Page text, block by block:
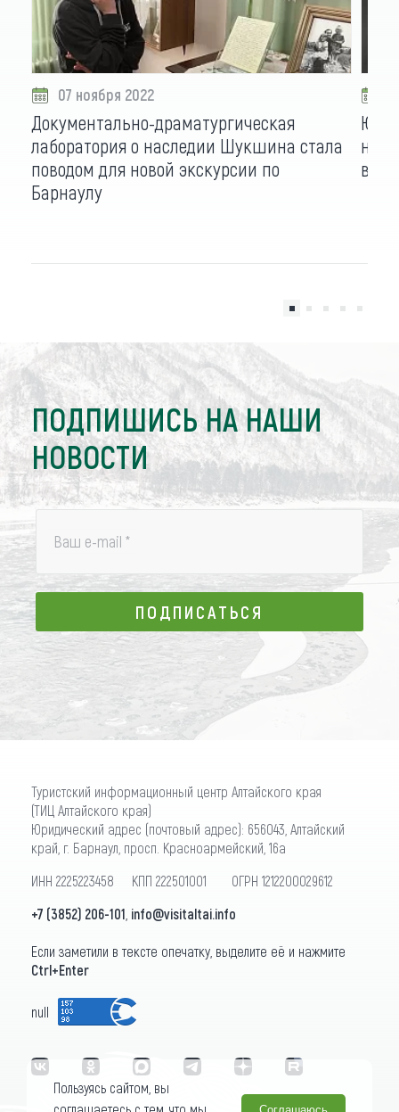
07 ноября 2022
Документально-драматургическая
лаборатория о наследии Шукшина стала
поводом для новой экскурсии по
Барнаулу
ПОДПИШИСЬ НА НАШИ
НОВОСТИ
Ваш e-mail *
ПОДПИСАТЬСЯ
ПОДПИСАТЬСЯ
Туристский информационный центр Алтайского края
(ТИЦ Алтайского края)
Юридический адрес (почтовый адрес): 656043, Алтайский
край, г. Барнаул, просп. Красноармейский, 16а
ИНН 2225223458 КПП 222501001 ОГРН 1212200029612
+7 (3852) 206-101 info@visitaltai.info
Если заметили в тексте опечатку, выделите её и нажмите
Ctrl+Enter
null
Пользуясь сайтом, вы
Соглашаюсь